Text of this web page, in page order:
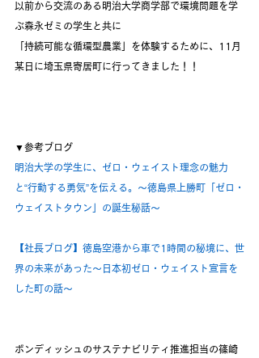
以前から交流のある明治大学商学部で環境問題を学
ぶ森永ゼミの学生と共に
「持続可能な循環型農業」を体験するために、11月
某日に埼玉県寄居町に行ってきました！！
▼参考ブログ
明治大学の学生に、ゼロ・ウェイスト理念の魅力
と“行動する勇気”を伝える。～徳島県上勝町「ゼロ・
ウェイストタウン」の誕生秘話～
【社長ブログ】徳島空港から車で1時間の秘境に、世
界の未来があった～日本初ゼロ・ウェイスト宣言を
した町の話～
ボンディッシュのサステナビリティ推進担当の篠崎